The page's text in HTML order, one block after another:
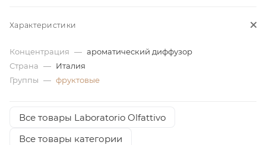
Характеристики
Концентрация — ароматический диффузор
Страна — Италия
Группы — фруктовые
Все товары Laboratorio Olfattivo
Все товары категории